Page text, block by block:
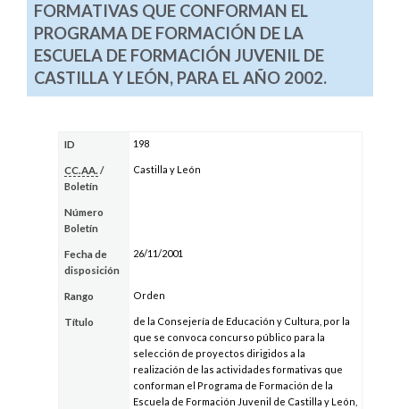
FORMATIVAS QUE CONFORMAN EL
PROGRAMA DE FORMACIÓN DE LA
ESCUELA DE FORMACIÓN JUVENIL DE
CASTILLA Y LEÓN, PARA EL AÑO 2002.
ID 198
CC.AA. /
Boletín
Castilla y León
Número
Boletín
Fecha de
disposición
26/11/2001
Rango Orden
Título
de la Consejería de Educación y Cultura, por la
que se convoca concurso público para la
selección de proyectos dirigidos a la
realización de las actividades formativas que
conforman el Programa de Formación de la
Escuela de Formación Juvenil de Castilla y León,